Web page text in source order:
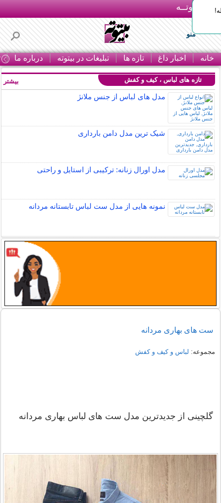
بـیتوتــه
منو
خانه اخبار داغ تازه ها تبلیغات در بیتوته درباره ما
تازه های لباس ، کیف و کفش
مدل های لباس از جنس ملانژ
شیک ترین مدل دامن بارداری
مدل اورال زنانه: ترکیبی از استایل و راحتی
نمونه هایی از مدل ست لباس تابستانه مردانه
راهنمای خرید شومیز مجلسی شیک زنانه 1405
بیشتر
ست های بهاری مردانه
مجموعه: لباس و کیف و کفش
گلچینی از جدیدترین مدل ست های لباس بهاری مردانه